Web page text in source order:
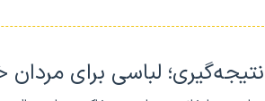
نتیجه‌گیری؛ لباسی برای